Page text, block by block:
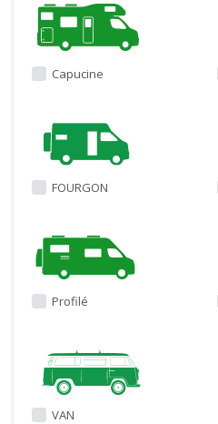
Capucine
FOURGON
Profilé
VAN